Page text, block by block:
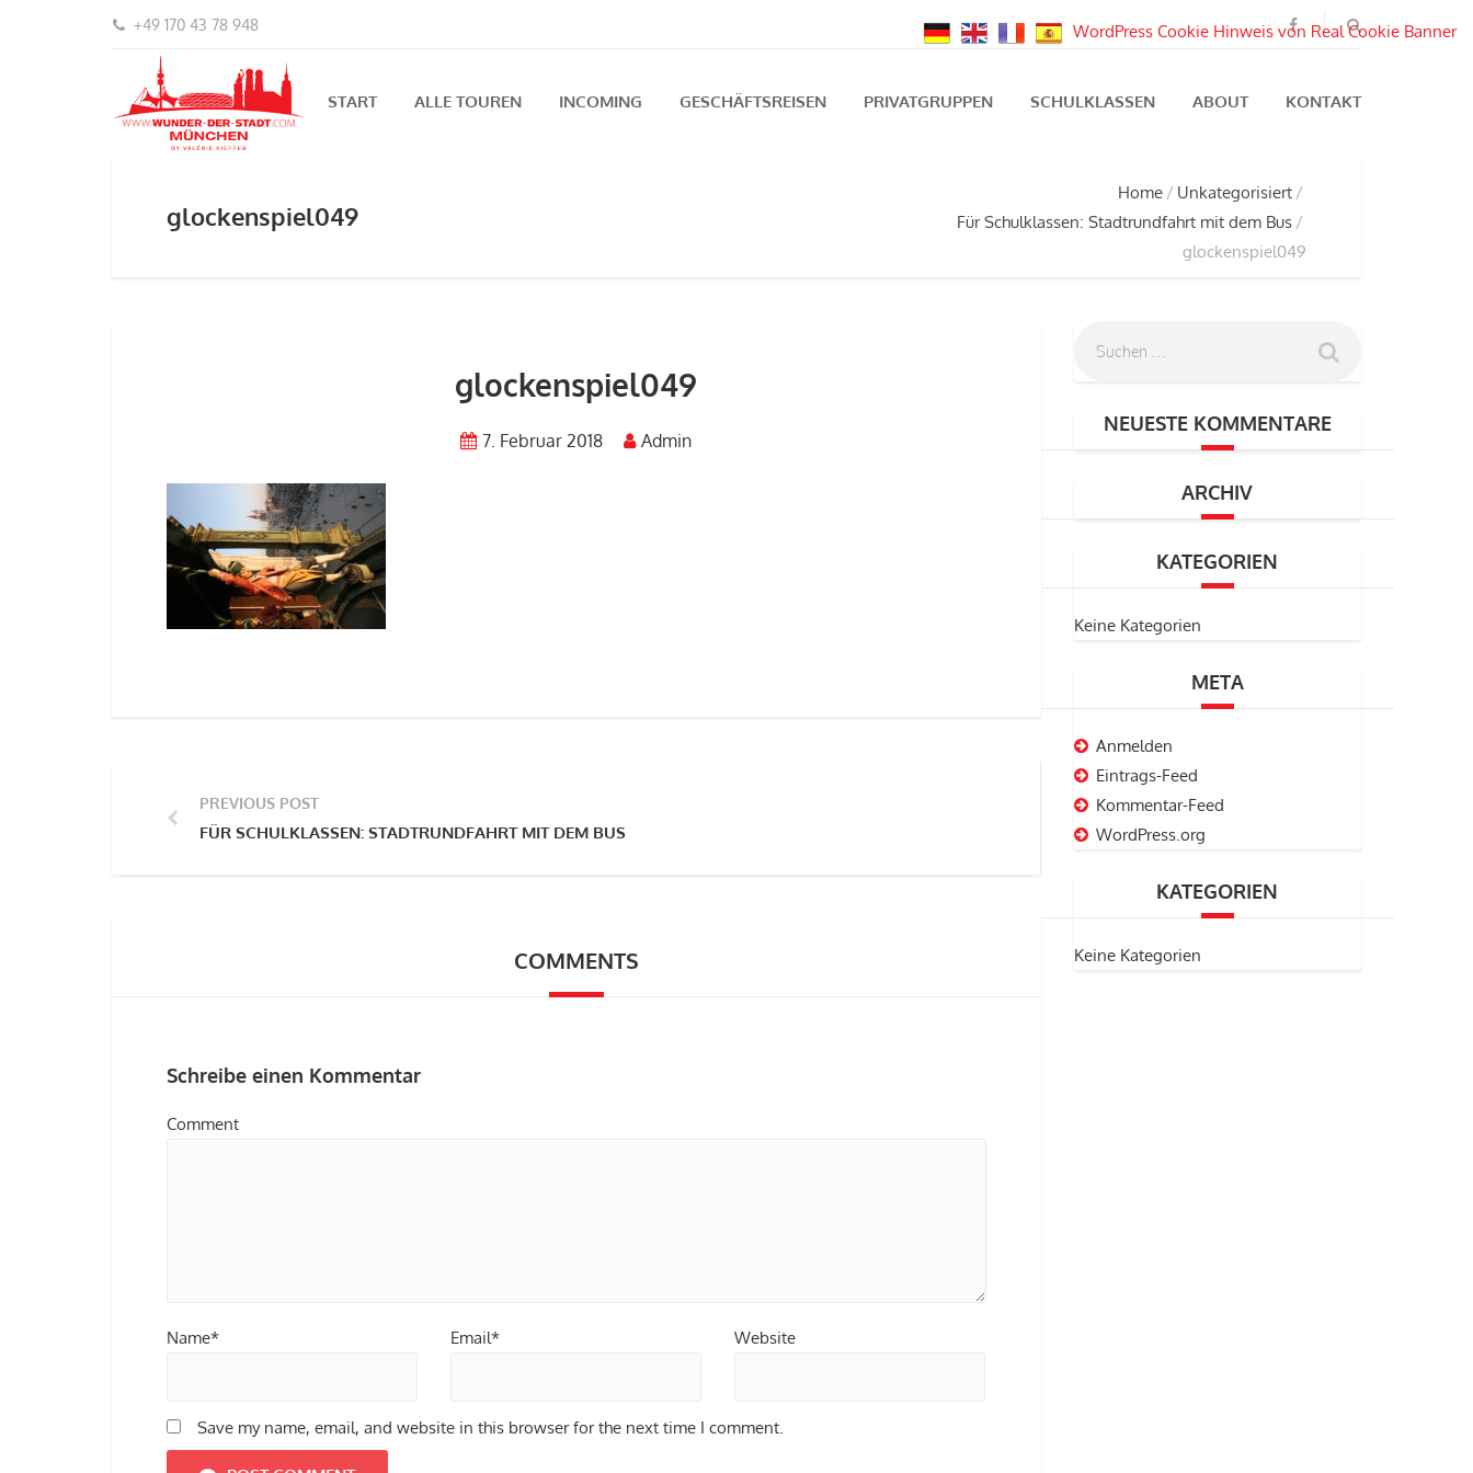
+49 170 43 78 948
START ALLE TOUREN INCOMING GESCHÄFTSREISEN PRIVATGRUPPEN SCHULKLASSEN ABOUT KONTAKT
glockenspiel049
Home
Unkategorisiert
Für Schulklassen: Stadtrundfahrt mit dem Bus
glockenspiel049
glockenspiel049
7. Februar 2018 Admin
PREVIOUS POST
FÜR SCHULKLASSEN: STADTRUNDFAHRT MIT DEM BUS
COMMENTS
Schreibe einen Kommentar
Comment
Name* Email* Website
Save my name, email, and website in this browser for the next time I comment.
NEUESTE KOMMENTARE
ARCHIV
KATEGORIEN
Keine Kategorien
META
Anmelden
Eintrags-Feed
Kommentar-Feed
WordPress.org
KATEGORIEN
Keine Kategorien
WordPress Cookie Hinweis von Real Cookie Banner